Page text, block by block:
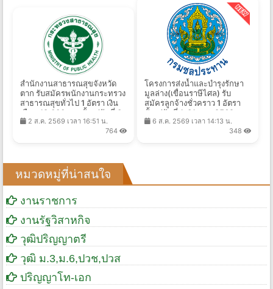
สำนักงานสาธารณสุขจังหวัด
ตาก รับสมัครพนักงานกระทรวง
สาธารณสุขทั่วไป 1 อัตรา เงิน
เดือน 18,000บาท ตั้งแต่วันที่ 3-
7 ส.ค. 2569
2 ส.ค. 2569 เวลา 16:51 น.
764
โครงการส่งน้ำและบำรุงรักษา
มูลล่าง(เขื่อนราษีไศล) รับ
สมัครลูกจ้างชั่วคราว 1 อัตรา
ตั้งแต่วันที่ 1-31 ส.ค. 2569
6 ส.ค. 2569 เวลา 14:13 น.
348
หมวดหมู่ที่น่าสนใจ
งานราชการ
งานรัฐวิสาหกิจ
วุฒิปริญญาตรี
วุฒิ ม.3,ม.6,ปวช,ปวส
ปริญญาโท-เอก